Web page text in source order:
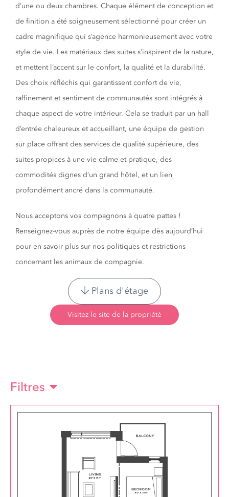
Plans d'étage
Visitez le site de la propriété
d’une ou deux chambres. Chaque élément de conception et
de finition a été soigneusement sélectionné pour créer un
cadre magnifique qui s’agence harmonieusement avec votre
style de vie. Les matériaux des suites s’inspirent de la nature,
et mettent l’accent sur le confort, la qualité et la durabilité.
Des choix réfléchis qui garantissent confort de vie,
raffinement et sentiment de communautés sont intégrés à
chaque aspect de votre intérieur. Cela se traduit par un hall
d’entrée chaleureux et accueillant, une équipe de gestion
sur place offrant des services de qualité supérieure, des
suites propices à une vie calme et pratique, des
commodités dignes d’un grand hôtel, et un lien
profondément ancré dans la communauté.
Nous acceptons vos compagnons à quatre pattes !
Renseignez-vous auprès de notre équipe dès aujourd’hui
pour en savoir plus sur nos politiques et restrictions
concernant les animaux de compagnie.
Filtres